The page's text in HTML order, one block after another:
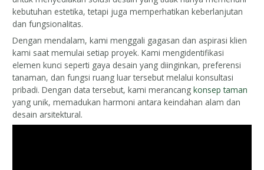
kebutuhan estetika, tetapi juga memperhatikan keberlanjutan
dan fungsionalitas.
Dengan mendalam, kami menggali gagasan dan aspirasi klien
kami saat memulai setiap proyek. Kami mengidentifikasi
elemen kunci seperti gaya desain yang diinginkan, preferensi
tanaman, dan fungsi ruang luar tersebut melalui konsultasi
pribadi. Dengan data tersebut, kami merancangkonsep taman
yang unik, memadukan harmoni antara keindahan alam dan
desain arsitektural.